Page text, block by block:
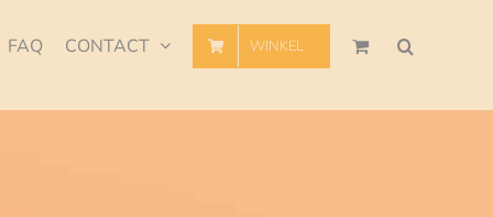
FAQ CONTACT WINKEL